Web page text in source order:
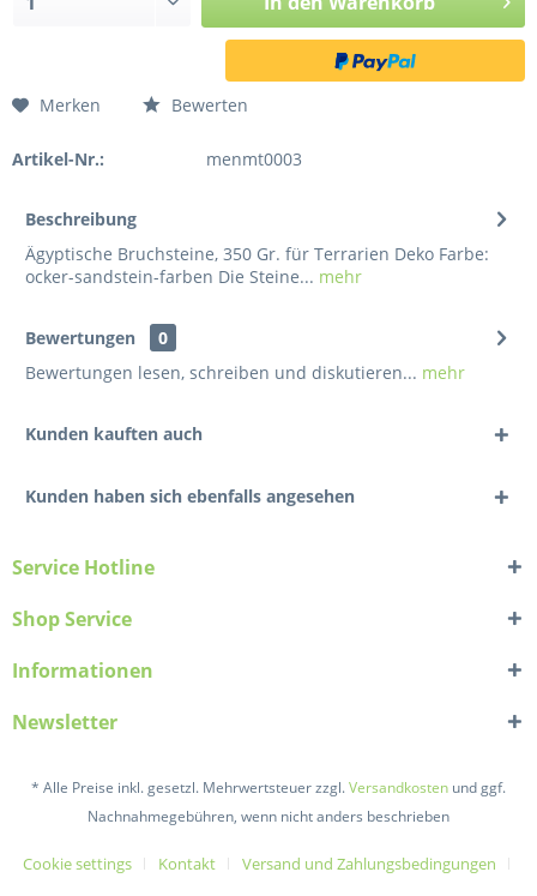
Merken Bewerten
Artikel-Nr.: menmt0003
Beschreibung
Ägyptische Bruchsteine, 350 Gr. für Terrarien Deko Farbe:
ocker-sandstein-farben Die Steine... mehr
Bewertungen
0
Bewertungen lesen, schreiben und diskutieren... mehr
Kunden kauften auch
Kunden haben sich ebenfalls angesehen
Service Hotline
Shop Service
Informationen
Newsletter
* Alle Preise inkl. gesetzl. Mehrwertsteuer zzgl.Versandkosten und ggf.
Nachnahmegebühren, wenn nicht anders beschrieben
Cookie settings Kontakt
Versand und Zahlungsbedingungen